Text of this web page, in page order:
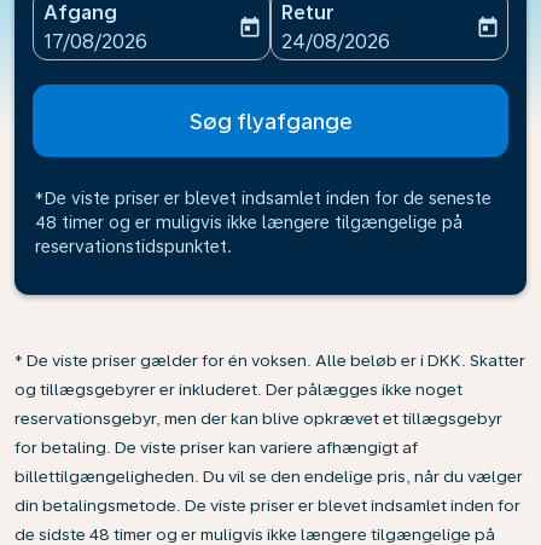
Afgang
fc-booking-departure-date-aria-label
17/08/2026
today
Retur
fc-booking-return-date-
24/08/2026
today
Søg flyafgange
*De viste priser er blevet indsamlet inden for de seneste
48 timer og er muligvis ikke længere tilgængelige på
reservationstidspunktet.
* De viste priser gælder for én voksen. Alle beløb er i DKK. Skatter
og tillægsgebyrer er inkluderet. Der pålægges ikke noget
reservationsgebyr, men der kan blive opkrævet et tillægsgebyr
for betaling. De viste priser kan variere afhængigt af
billettilgængeligheden. Du vil se den endelige pris, når du vælger
din betalingsmetode. De viste priser er blevet indsamlet inden for
de sidste 48 timer og er muligvis ikke længere tilgængelige på